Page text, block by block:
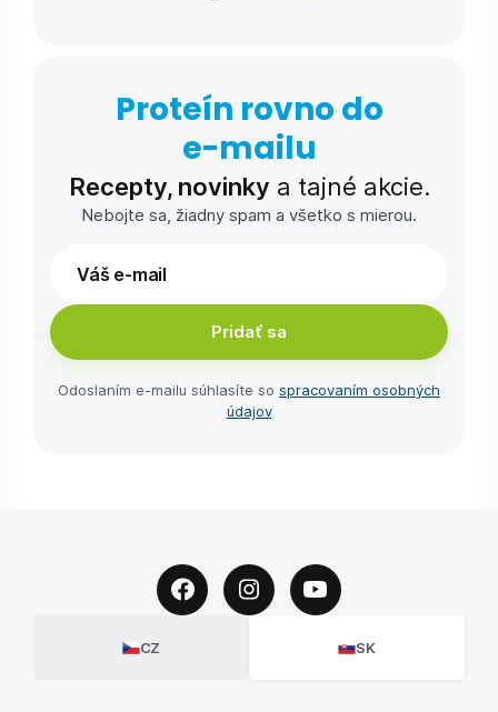
Proteín rovno do
e-⁠mailu
Recepty, novinky a tajné akcie.
Nebojte sa, žiadny spam a všetko s mierou.
Pridať sa
Odoslaním e-⁠mailu súhlasíte so spracovaním osobných
údajov
CZ SK